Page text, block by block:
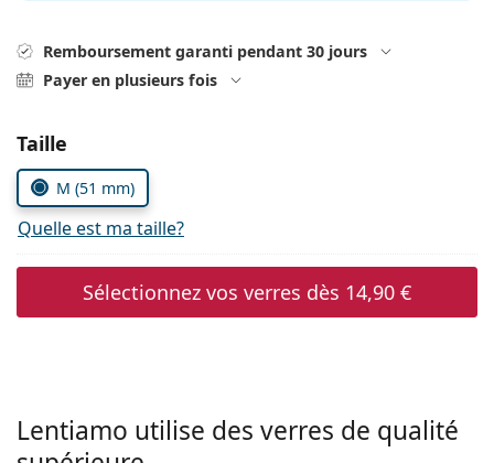
Prada
hors ligne
Remboursement garanti pendant 30 jours
Payer en plusieurs fois
Choisissez les paramètres
Taille
M (51 mm)
Quelle est ma taille?
Sélectionnez vos verres dès 14,90 €
Lentiamo utilise des verres de qualité